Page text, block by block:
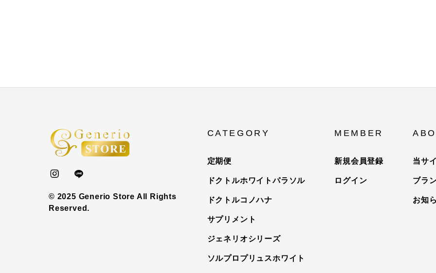
© 2025 Generio Store All Rights
Reserved.
CATEGORY
定期便
ドクトルホワイトパラソル
ドクトルコノハナ
サプリメント
ジェネリオシリーズ
ソルプロプリュスホワイト
MEMBER
新規会員登録
ログイン
当サ
ブラ
お知